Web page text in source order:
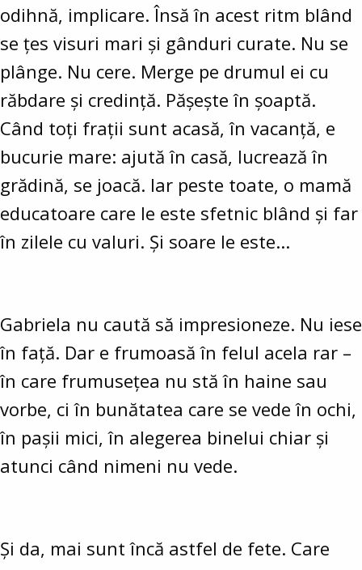
odihnă, implicare. Însă în acest ritm blând
se țes visuri mari și gânduri curate. Nu se
plânge. Nu cere. Merge pe drumul ei cu
răbdare și credință. Pășește în șoaptă.
Când toți frații sunt acasă, în vacanță, e
bucurie mare: ajută în casă, lucrează în
grădină, se joacă. Iar peste toate, o mamă
educatoare care le este sfetnic blând și far
în zilele cu valuri. Și soare le este...
Gabriela nu caută să impresioneze. Nu iese
în față. Dar e frumoasă în felul acela rar –
în care frumusețea nu stă în haine sau
vorbe, ci în bunătatea care se vede în ochi,
în pașii mici, în alegerea binelui chiar și
atunci când nimeni nu vede.
Și da, mai sunt încă astfel de fete. Care